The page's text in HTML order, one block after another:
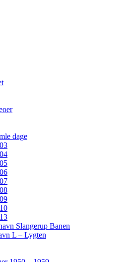
dage
Slangerup Banen
L – Lygten